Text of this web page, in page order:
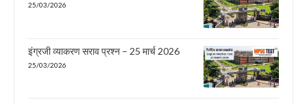
25/03/2026
इंग्रजी व्याकरण सराव प्रश्न – 25 मार्च 2026
25/03/2026